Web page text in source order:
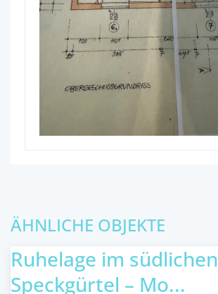
ÄHNLICHE OBJEKTE
Ruhelage im südlichen
Speckgürtel – Mo...